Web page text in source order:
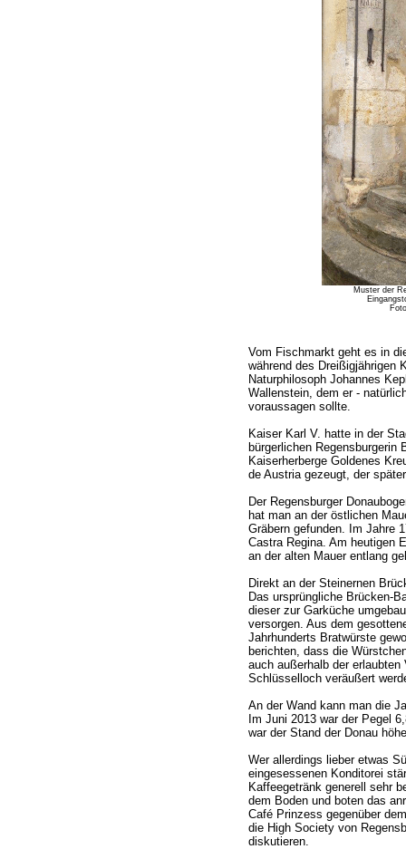
Muster der
Vom Fischmarkt geht es in
während des Dreißigjährigen
Naturphilosoph Johannes
Wallenstein, dem er -
voraussagen sollte.
Kaiser Karl V. hatte in der
bürgerlichen Regensburgerin
Kaiserherberge Goldenes
de Austria gezeugt, der
Der Regensburger
hat man an der östlichen
Gräbern gefunden. Im Jahre
Castra Regina. Am heutigen
an der alten Mauer entlang
Direkt an der Steinernen
Das ursprüngliche Brücken-
dieser zur Garküche
versorgen. Aus dem
Jahrhunderts Bratwürste
berichten, dass die
auch außerhalb der
Schlüsselloch veräußert
An der Wand kann man die
Im Juni 2013 war der Pegel
war der Stand der Donau
Wer allerdings lieber etwas
eingesessenen Konditorei
Kaffeegetränk generell sehr
dem Boden und boten das
Café Prinzess gegenüber
die High Society von
diskutieren.